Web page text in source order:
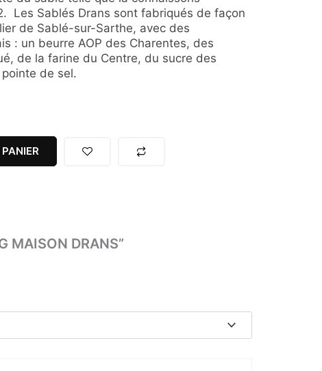
Les Sablés Drans sont fabriqués de façon
de Sablé-sur-Sarthe, avec des
: un beurre AOP des Charentes, des
de la farine du Centre, du sucre des
de sel.
MAISON DRANS”